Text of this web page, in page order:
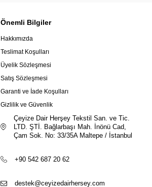
Önemli Bilgiler
Hakkımızda
Teslimat Koşulları
Üyelik Sözleşmesi
Satış Sözleşmesi
Garanti ve İade Koşulları
Gizlilik ve Güvenlik
Çeyize Dair Herşey Tekstil San. ve Tic.
LTD. ŞTİ. Bağlarbaşı Mah. İnönü Cad,
Çam Sok. No: 33/35A Maltepe / İstanbul
+90 542 687 20 62
destek@ceyizedairhersey.com